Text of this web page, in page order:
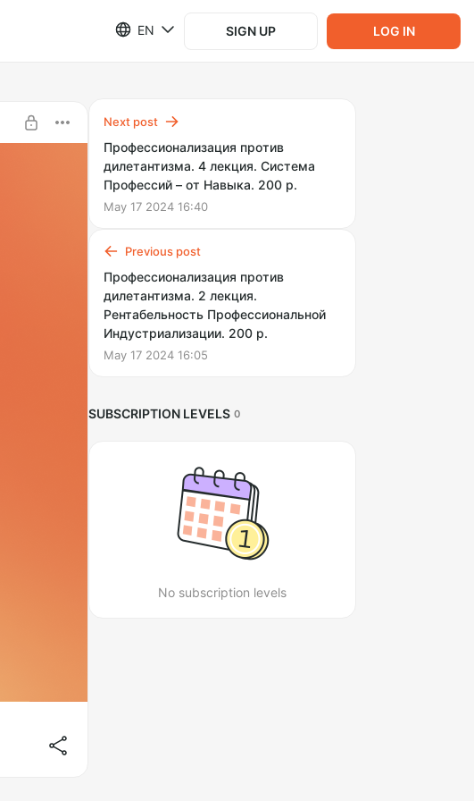
EN SIGN UP LOG IN
Next post
Профессионализация против
дилетантизма. 4 лекция. Система
Профессий – от Навыка. 200 р.
May 17 2024 16:40
Previous post
Профессионализация против
дилетантизма. 2 лекция.
Рентабельность Профессиональной
Индустриализации. 200 р.
May 17 2024 16:05
SUBSCRIPTION LEVELS 0
No subscription levels